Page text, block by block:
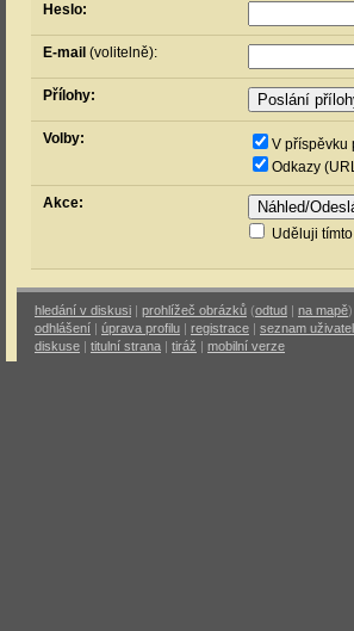
Heslo:
E-mail (volitelně):
Přílohy:
Volby:
V příspěvku
Odkazy
Akce:
Uděluji
hledání v diskusi | prohlížeč obrázků (odtud | na mapě)
odhlášení | úprava profilu | registrace | seznam
diskuse | titulní strana | tiráž | mobilní verze